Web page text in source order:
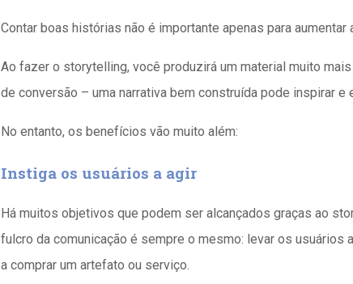
Contar boas histórias não é importante apenas para
Ao fazer o storytelling, você produzirá um material muito
de conversão – uma narrativa bem construída pode inspirar e
No entanto, os benefícios vão muito além:
Instiga os usuários a agir
Há muitos objetivos que podem ser alcançados graças ao
fulcro da comunicação é sempre o mesmo: levar os usuários
a comprar um artefato ou serviço.